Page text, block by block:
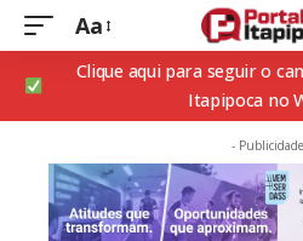
Aa
Clique aqui para seguir o
Itapipoca no
-